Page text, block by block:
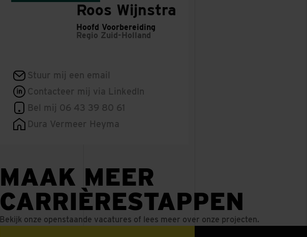
Roos Wijnstra
Hoofd Voorbereiding
Regio Zuid-Holland
Stuur mij een email
Contacteer mij via LinkedIn
Bel mij 06 43 39 80 61
Dura Vermeer Heyma
MAAK MEER
CARRIÈRESTAPPEN
Bekijk onze openstaande vacatures of lees meer over onze projecten.